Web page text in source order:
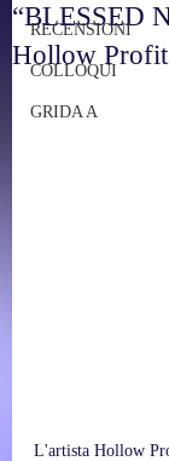
RECENSIONI
COLLOQUI
GRIDA A
“BLESSED
Hollow Profit
L'artista Hollow